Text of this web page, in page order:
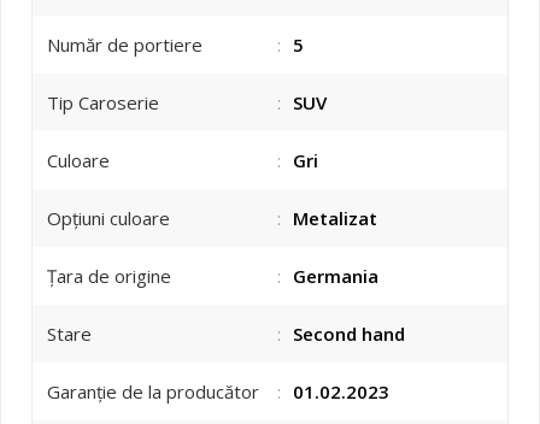
Număr de portiere : 5
Tip Caroserie : SUV
Culoare : Gri
Opțiuni culoare : Metalizat
Țara de origine : Germania
Stare : Second hand
Garanție de la producător : 01.02.2023